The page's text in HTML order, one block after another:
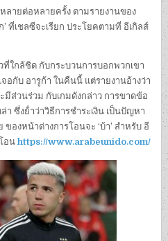
ายต่อหลายครั้ง ตามรายงานของ
ที่เชลซีจะเรียก ประโยคตามที่ อีเกิลส์
ใกล้ชิด กับกระบวนการบอกพวกเขา
อกับ อารูก้า ในคืนนี้ แต่รายงานอ้างว่า
มีส่วนร่วม กับเกมดังกล่าว การขาดข้อ
า ซึ่งย้ําว่าวิธีการชําระเงิน เป็นปัญหา
องหน้าต่างการโอนจะ ‘บ้า’ สําหรับ อี
โอนhttps://www.arabeunido.com/